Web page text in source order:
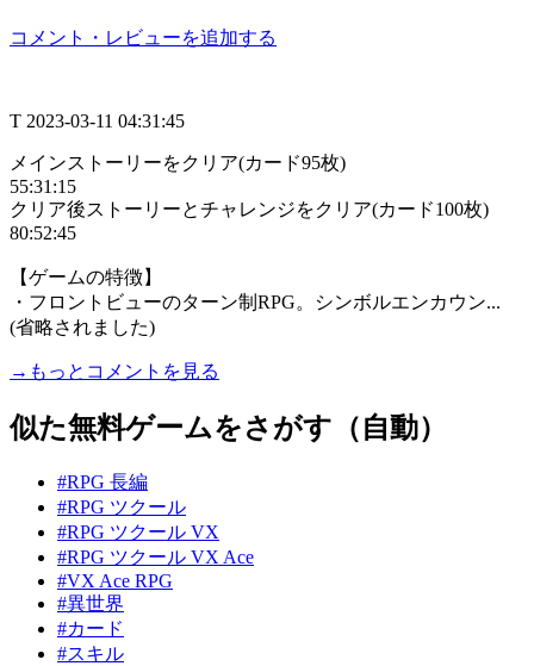
コメント・レビューを追加する
T 2023-03-11 04:31:45
メインストーリーをクリア(カード95枚)
55:31:15
クリア後ストーリーとチャレンジをクリア(カード100枚)
80:52:45
【ゲームの特徴】
・フロントビューのターン制RPG。シンボルエンカウン...
(省略されました)
→もっとコメントを見る
似た無料ゲームをさがす（自動）
#RPG 長編
#RPG ツクール
#RPG ツクール VX
#RPG ツクール VX Ace
#VX Ace RPG
#異世界
#カード
#スキル